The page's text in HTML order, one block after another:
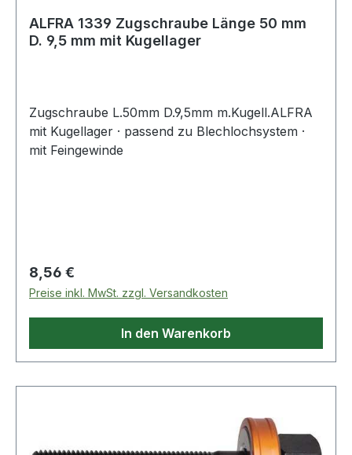
ALFRA 1339 Zugschraube Länge 50 mm
D. 9,5 mm mit Kugellager
Zugschraube L.50mm D.9,5mm m.Kugell.ALFRA
mit Kugellager · passend zu Blechlochsystem ·
mit Feingewinde
Regulärer Preis:
8,56 €
Preise inkl. MwSt. zzgl. Versandkosten
In den Warenkorb